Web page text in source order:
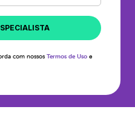
com nossos Termos de Uso e